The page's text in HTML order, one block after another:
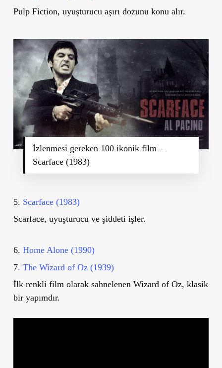
Pulp Fiction, uyuşturucu aşırı dozunu konu alır.
İzlenmesi gereken 100 ikonik film –
Scarface (1983)
5. Scarface (1983)
Scarface, uyuşturucu ve şiddeti işler.
6. Home Alone (1990)
7. The Wizard of Oz (1939)
İlk renkli film olarak sahnelenen Wizard of Oz, klasik
bir yapımdır.